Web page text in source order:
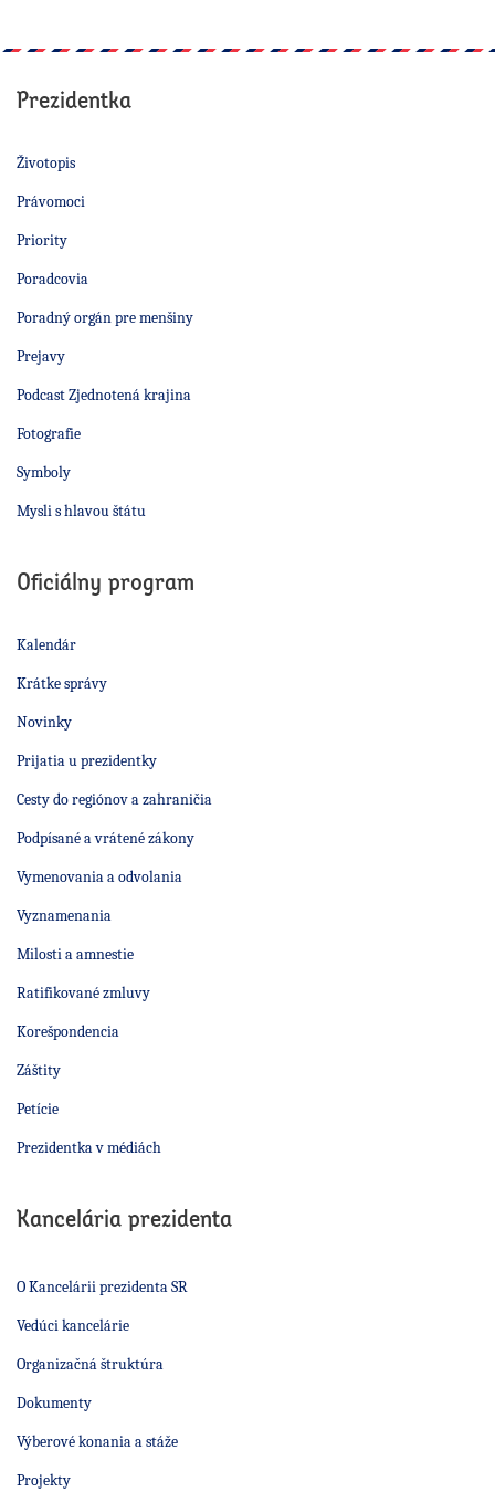
Prezidentka
Životopis
Právomoci
Priority
Poradcovia
Poradný orgán pre menšiny
Prejavy
Podcast Zjednotená krajina
Fotografie
Symboly
Mysli s hlavou štátu
Oficiálny program
Kalendár
Krátke správy
Novinky
Prijatia u prezidentky
Cesty do regiónov a zahraničia
Podpísané a vrátené zákony
Vymenovania a odvolania
Vyznamenania
Milosti a amnestie
Ratifikované zmluvy
Korešpondencia
Záštity
Petície
Prezidentka v médiách
Kancelária prezidenta
O Kancelárii prezidenta SR
Vedúci kancelárie
Organizačná štruktúra
Dokumenty
Výberové konania a stáže
Projekty